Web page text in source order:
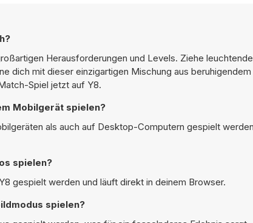
Herausforderungen und Levels. Ziehe
dich mit dieser einzigartigen Mischung aus beruhigendem
Spiel jetzt auf Y8.
Mobilgerät spielen?
als auch auf Desktop-Computern gespielt
spielen?
gespielt werden und läuft direkt in deinem Browser.
spielen?